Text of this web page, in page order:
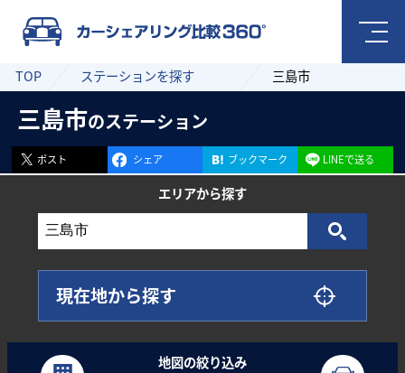
TOP ステーションを探す 三島市
三島市のステーション
ポスト シェア ブックマーク LINEで送る
エリアから探す
現在地から探す
地図の絞り込み